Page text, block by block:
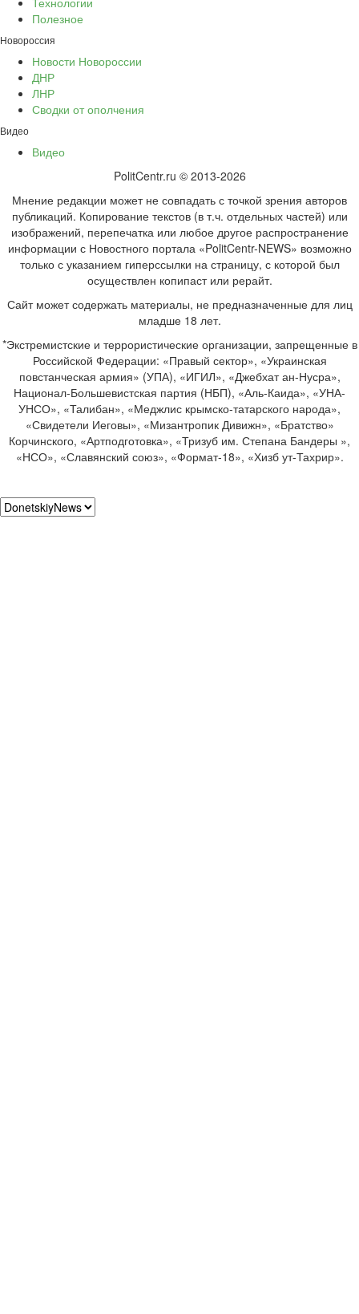
Полезное
Новороссия
Новости Новороссии
ДНР
ЛНР
Сводки от ополчения
Видео
Видео
PolitCentr.ru © 2013-2026
Мнение редакции может не совпадать с точкой зрения авторов
публикаций. Копирование текстов (в т.ч. отдельных частей) или
изображений, перепечатка или любое другое распространение
информации с Новостного портала «PolitCentr-NEWS» возможно
только с указанием гиперссылки на страницу, с которой был
осуществлен копипаст или рерайт.
Сайт может содержать материалы, не предназначенные для лиц
младше 18 лет.
*Экстремистские и террористические организации, запрещенные в
Российской Федерации: «Правый сектор», «Украинская
повстанческая армия» (УПА), «ИГИЛ», «Джебхат ан-Нусра»,
Национал-Большевистская партия (НБП), «Аль-Каида», «УНА-
УНСО», «Талибан», «Меджлис крымско-татарского народа»,
«Свидетели Иеговы», «Мизантропик Дивижн», «Братство»
Корчинского, «Артподготовка», «Тризуб им. Степана Бандеры »,
«НСО», «Славянский союз», «Формат-18», «Хизб ут-Тахрир».